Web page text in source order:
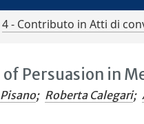
4 - Contributo in Atti di
of Persuasion in
; Roberta Calegari;